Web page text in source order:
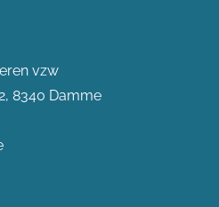
vzw
8340 Damme